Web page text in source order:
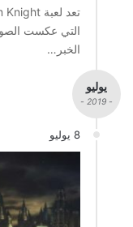
التي عكست
الخبر…
يوليو
- 2019 -
8 يوليو